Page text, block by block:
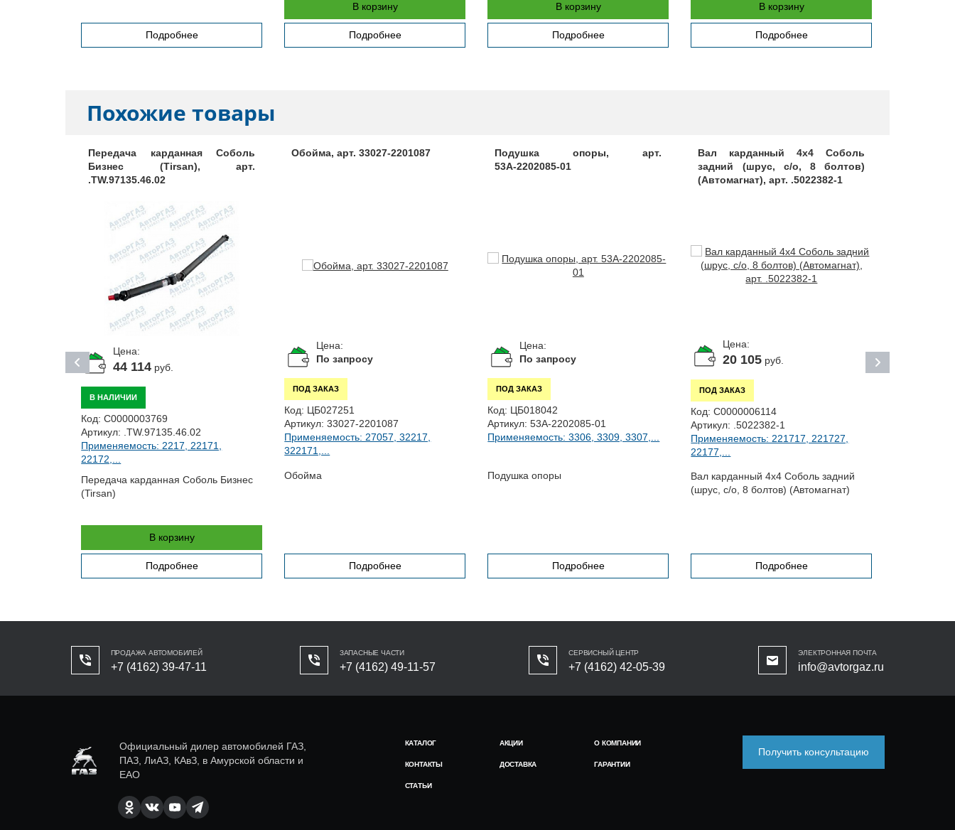
Подробнее
В корзину
Подробнее
В корзину
Подробнее
В корзину
Подробнее
Похожие товары
Передача карданная Соболь
Бизнес (Tirsan), арт.
.TW.97135.46.02
Цена:
44 114 руб.
В НАЛИЧИИ
Код: С0000003769
Артикул: .TW.97135.46.02
Применяемость: 2217, 22171,
22172,...
Передача карданная Соболь Бизнес
(Tirsan)
В корзину
Подробнее
Обойма, арт. 33027-2201087
Цена:
По запросу
ПОД ЗАКАЗ
Код: ЦБ027251
Артикул: 33027-2201087
Применяемость: 27057, 32217,
322171,...
Обойма
Подробнее
Подушка опоры, арт.
53А-2202085-01
Цена:
По запросу
ПОД ЗАКАЗ
Код: ЦБ018042
Артикул: 53А-2202085-01
Применяемость: 3306, 3309, 3307,...
Подушка опоры
Подробнее
Вал карданный 4х4 Соболь
задний (шрус, с/о, 8 болтов)
(Автомагнат), арт. .5022382-1
Цена:
20 105 руб.
ПОД ЗАКАЗ
Код: С0000006114
Артикул: .5022382-1
Применяемость: 221717, 221727,
22177,...
Вал карданный 4х4 Соболь задний
(шрус, с/о, 8 болтов) (Автомагнат)
Подробнее
ПРОДАЖА АВТОМОБИЛЕЙ
+7 (4162) 39-47-11
ЗАПАСНЫЕ ЧАСТИ
+7 (4162) 49-11-57
СЕРВИСНЫЙ ЦЕНТР
+7 (4162) 42-05-39
ЭЛЕКТРОННАЯ ПОЧТА
info@avtorgaz.ru
Официальный дилер автомобилей ГАЗ,
ПАЗ, ЛиАЗ, КАвЗ, в Амурской области и
ЕАО
КАТАЛОГ АКЦИИ О КОМПАНИИ
КОНТАКТЫ ДОСТАВКА ГАРАНТИИ
СТАТЬИ
Получить консультацию